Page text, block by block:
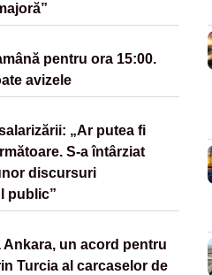
pentru ora 15:00.
avizele
„Ar putea fi
S-a întârziat
discursuri
public”
Ankara, un acord pentru
Turcia al carcaselor de